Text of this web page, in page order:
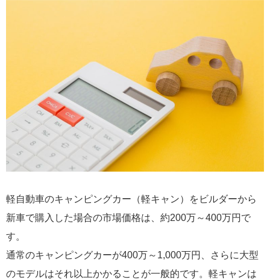
軽自動車のキャンピングカー（軽キャン）をビルダーから
新車で購入した場合の市場価格は、約200万～400万円で
す。
通常のキャンピングカーが400万～1,000万円、さらに大型
のモデルはそれ以上かかることが一般的です。軽キャンは